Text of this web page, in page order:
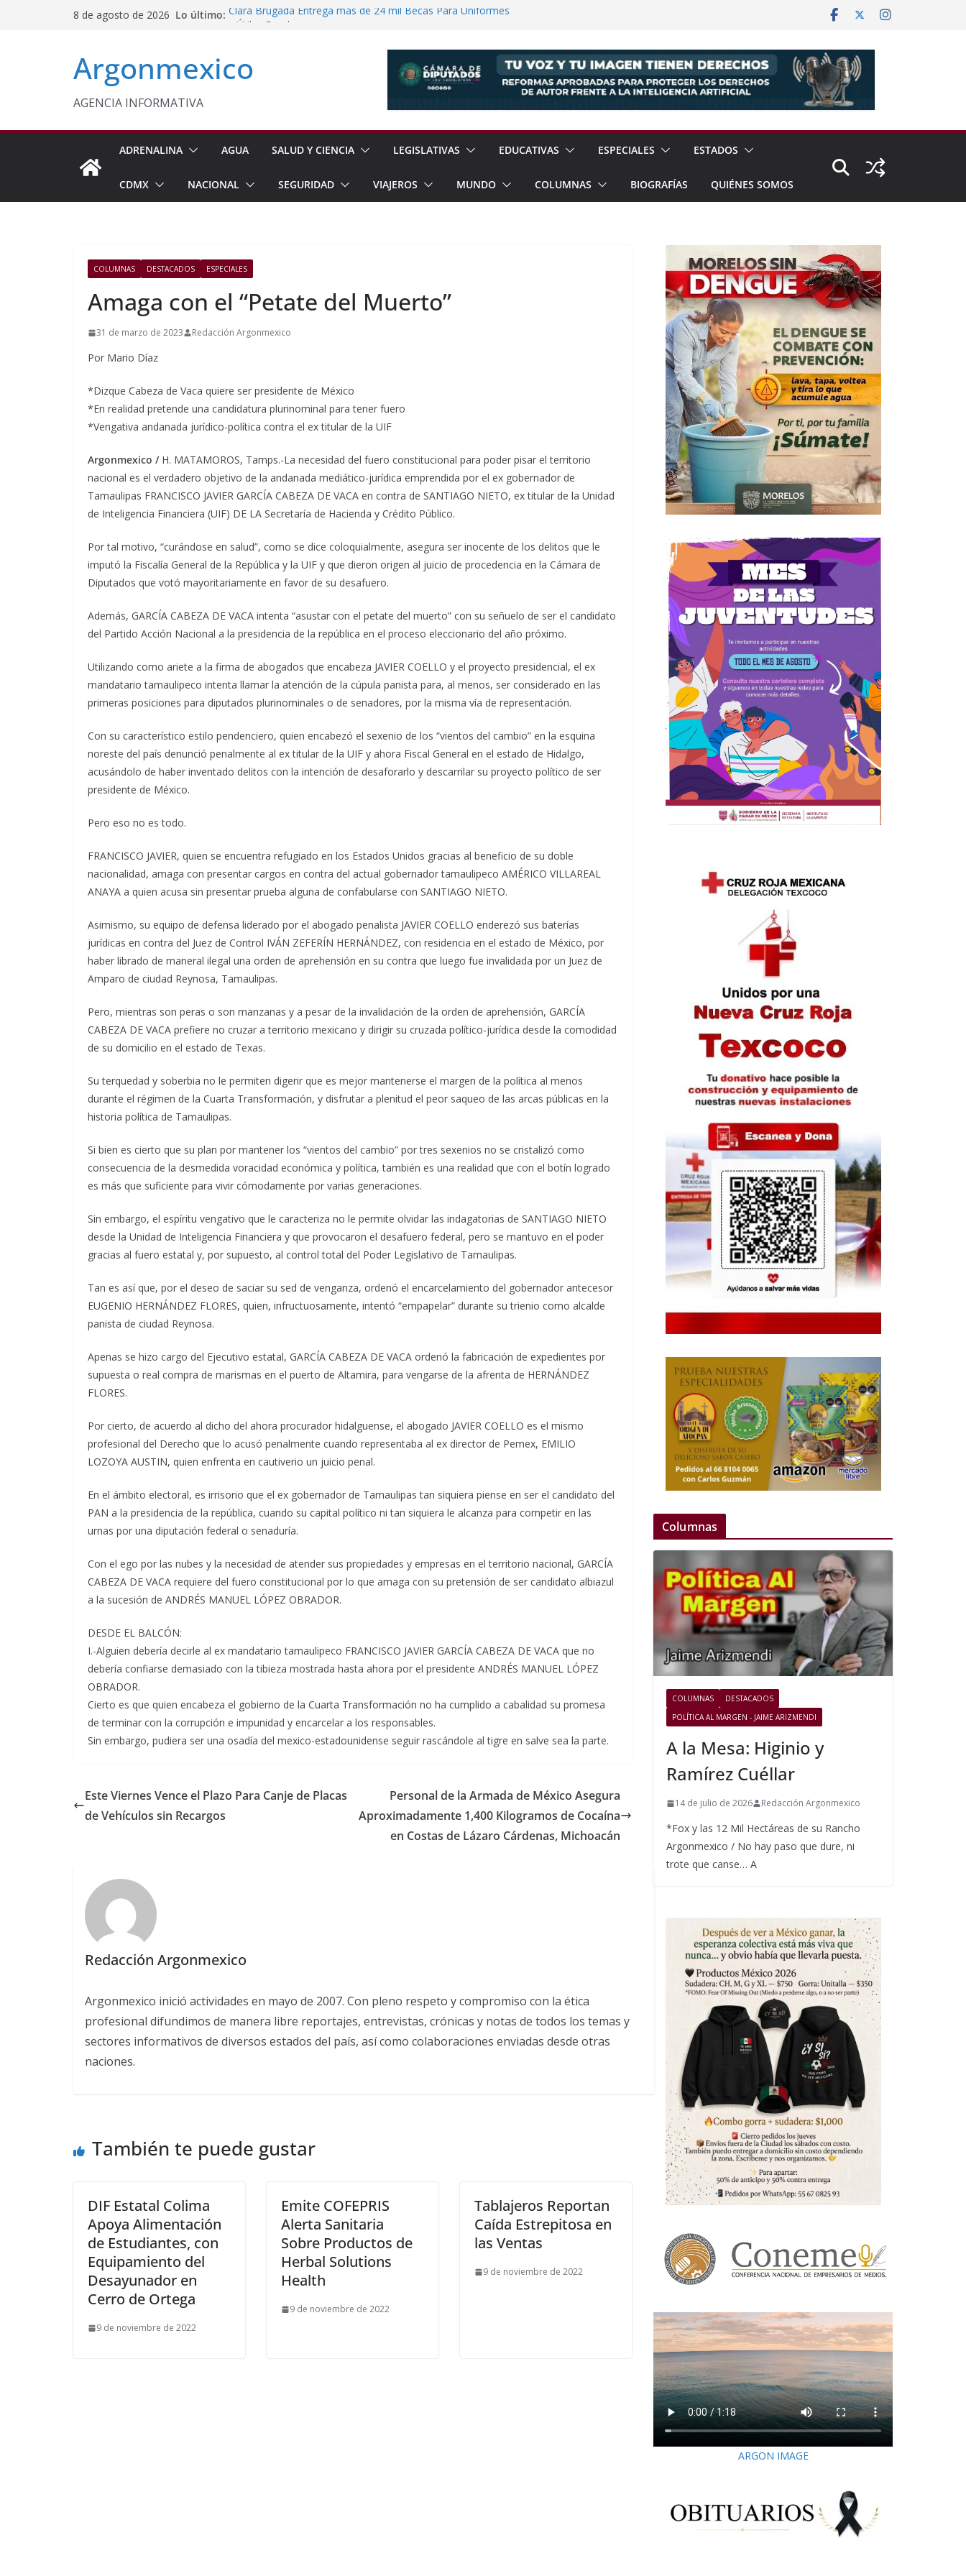
8 de agosto de 2026 Lo último: Clara Brugada Entrega más de 24 mil Becas Para Uniformes
Chimalhuacán
Sheinbaum Entrega Pensión Mujeres Bienestar a
y Perú
Argonmexico
AGENCIA INFORMATIVA
ADRENALINA AGUA SALUD Y CIENCIA LEGISLATIVAS EDUCATIVAS ESPECIALES ESTADOS
CDMX NACIONAL SEGURIDAD VIAJEROS MUNDO COLUMNAS BIOGRAFÍAS QUIÉNES SOMOS
COLUMNAS DESTACADOS ESPECIALES
Amaga con el “Petate del Muerto”
31 de marzo de 2023 Redacción Argonmexico
Por Mario Díaz
*Dizque Cabeza de Vaca quiere ser presidente de México
*En realidad pretende una candidatura plurinominal para tener fuero
*Vengativa andanada jurídico-política contra el ex titular de la UIF
Argonmexico / H. MATAMOROS, Tamps.-La necesidad del fuero constitucional para poder pisar el territorio
nacional es el verdadero objetivo de la andanada mediático-jurídica emprendida por el ex gobernador de
Tamaulipas FRANCISCO JAVIER GARCÍA CABEZA DE VACA en contra de SANTIAGO NIETO, ex titular de la Unidad
de Inteligencia Financiera (UIF) DE LA Secretaría de Hacienda y Crédito Público.
Por tal motivo, “curándose en salud”, como se dice coloquialmente, asegura ser inocente de los delitos que le
imputó la Fiscalía General de la República y la UIF y que dieron origen al juicio de procedencia en la Cámara de
Diputados que votó mayoritariamente en favor de su desafuero.
Además, GARCÍA CABEZA DE VACA intenta “asustar con el petate del muerto” con su señuelo de ser el candidato
del Partido Acción Nacional a la presidencia de la república en el proceso eleccionario del año próximo.
Utilizando como ariete a la firma de abogados que encabeza JAVIER COELLO y el proyecto presidencial, el ex
mandatario tamaulipeco intenta llamar la atención de la cúpula panista para, al menos, ser considerado en las
primeras posiciones para diputados plurinominales o de senadores, por la misma vía de representación.
Con su característico estilo pendenciero, quien encabezó el sexenio de los “vientos del cambio” en la esquina
noreste del país denunció penalmente al ex titular de la UIF y ahora Fiscal General en el estado de Hidalgo,
acusándolo de haber inventado delitos con la intención de desaforarlo y descarrilar su proyecto político de ser
presidente de México.
Pero eso no es todo.
FRANCISCO JAVIER, quien se encuentra refugiado en los Estados Unidos gracias al beneficio de su doble
nacionalidad, amaga con presentar cargos en contra del actual gobernador tamaulipeco AMÉRICO VILLAREAL
ANAYA a quien acusa sin presentar prueba alguna de confabularse con SANTIAGO NIETO.
Asimismo, su equipo de defensa liderado por el abogado penalista JAVIER COELLO enderezó sus baterías
jurídicas en contra del Juez de Control IVÁN ZEFERÍN HERNÁNDEZ, con residencia en el estado de México, por
haber librado de maneral ilegal una orden de aprehensión en su contra que luego fue invalidada por un Juez de
Amparo de ciudad Reynosa, Tamaulipas.
Pero, mientras son peras o son manzanas y a pesar de la invalidación de la orden de aprehensión, GARCÍA
CABEZA DE VACA prefiere no cruzar a territorio mexicano y dirigir su cruzada político-jurídica desde la comodidad
de su domicilio en el estado de Texas.
Su terquedad y soberbia no le permiten digerir que es mejor mantenerse el margen de la política al menos
durante el régimen de la Cuarta Transformación, y disfrutar a plenitud el peor saqueo de las arcas públicas en la
historia política de Tamaulipas.
Si bien es cierto que su plan por mantener los “vientos del cambio” por tres sexenios no se cristalizó como
consecuencia de la desmedida voracidad económica y política, también es una realidad que con el botín logrado
es más que suficiente para vivir cómodamente por varias generaciones.
Sin embargo, el espíritu vengativo que le caracteriza no le permite olvidar las indagatorias de SANTIAGO NIETO
desde la Unidad de Inteligencia Financiera y que provocaron el desafuero federal, pero se mantuvo en el poder
gracias al fuero estatal y, por supuesto, al control total del Poder Legislativo de Tamaulipas.
Tan es así que, por el deseo de saciar su sed de venganza, ordenó el encarcelamiento del gobernador antecesor
EUGENIO HERNÁNDEZ FLORES, quien, infructuosamente, intentó “empapelar” durante su trienio como alcalde
panista de ciudad Reynosa.
Apenas se hizo cargo del Ejecutivo estatal, GARCÍA CABEZA DE VACA ordenó la fabricación de expedientes por
supuesta o real compra de marismas en el puerto de Altamira, para vengarse de la afrenta de HERNÁNDEZ
FLORES.
Por cierto, de acuerdo al dicho del ahora procurador hidalguense, el abogado JAVIER COELLO es el mismo
profesional del Derecho que lo acusó penalmente cuando representaba al ex director de Pemex, EMILIO
LOZOYA AUSTIN, quien enfrenta en cautiverio un juicio penal.
En el ámbito electoral, es irrisorio que el ex gobernador de Tamaulipas tan siquiera piense en ser el candidato del
PAN a la presidencia de la república, cuando su capital político ni tan siquiera le alcanza para competir en las
urnas por una diputación federal o senaduría.
Con el ego por las nubes y la necesidad de atender sus propiedades y empresas en el territorio nacional, GARCÍA
CABEZA DE VACA requiere del fuero constitucional por lo que amaga con su pretensión de ser candidato albiazul
a la sucesión de ANDRÉS MANUEL LÓPEZ OBRADOR.
DESDE EL BALCÓN:
I.-Alguien debería decirle al ex mandatario tamaulipeco FRANCISCO JAVIER GARCÍA CABEZA DE VACA que no
debería confiarse demasiado con la tibieza mostrada hasta ahora por el presidente ANDRÉS MANUEL LÓPEZ
OBRADOR.
Cierto es que quien encabeza el gobierno de la Cuarta Transformación no ha cumplido a cabalidad su promesa
de terminar con la corrupción e impunidad y encarcelar a los responsables.
Sin embargo, pudiera ser una osadía del mexico-estadounidense seguir rascándole al tigre en salve sea la parte.
Este Viernes Vence el Plazo Para Canje de Placas
de Vehículos sin Recargos
Personal de la Armada de México Asegura
Aproximadamente 1,400 Kilogramos de Cocaína
en Costas de Lázaro Cárdenas, Michoacán
Redacción Argonmexico
Argonmexico inició actividades en mayo de 2007. Con pleno respeto y compromiso con la ética
profesional difundimos de manera libre reportajes, entrevistas, crónicas y notas de todos los temas y
sectores informativos de diversos estados del país, así como colaboraciones enviadas desde otras
naciones.
También te puede gustar
DIF Estatal Colima
Apoya Alimentación
de Estudiantes, con
Equipamiento del
Desayunador en
Cerro de Ortega
9 de noviembre de 2022
Emite COFEPRIS
Alerta Sanitaria
Sobre Productos de
Herbal Solutions
Health
9 de noviembre de 2022
Tablajeros Reportan
Caída Estrepitosa en
las Ventas
9 de noviembre de 2022
Columnas
COLUMNAS
DESTACADOS
POLÍTICA AL MARGEN - JAIME ARIZMENDI
A la Mesa: Higinio y
Ramírez Cuéllar
14 de julio de 2026 Redacción Argonmexico
*Fox y las 12 Mil Hectáreas de su Rancho
Argonmexico / No hay paso que dure, ni
trote que canse… A
ARGON IMAGE